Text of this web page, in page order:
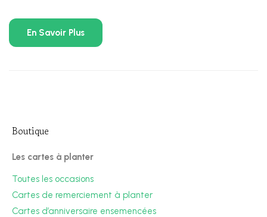
En Savoir Plus
Boutique
Les cartes à planter
Toutes les occasions
Cartes de remerciement à planter
Cartes d’anniversaire ensemencées